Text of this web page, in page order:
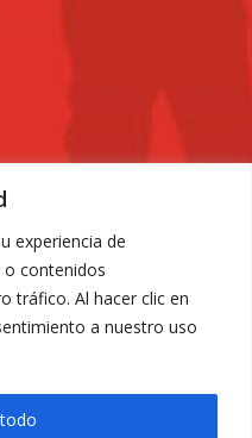
experiencia de
contenidos
tráfico. Al hacer clic en
a nuestro uso
nº6. 30009 Murcia